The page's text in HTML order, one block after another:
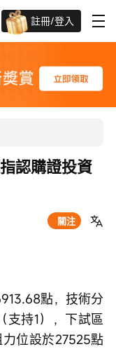
註冊/登入
迎新驚喜賞 股票/BTC等任你揀!
關注
認購證投資
點，技術分
支持1），下試區
位設於27525點